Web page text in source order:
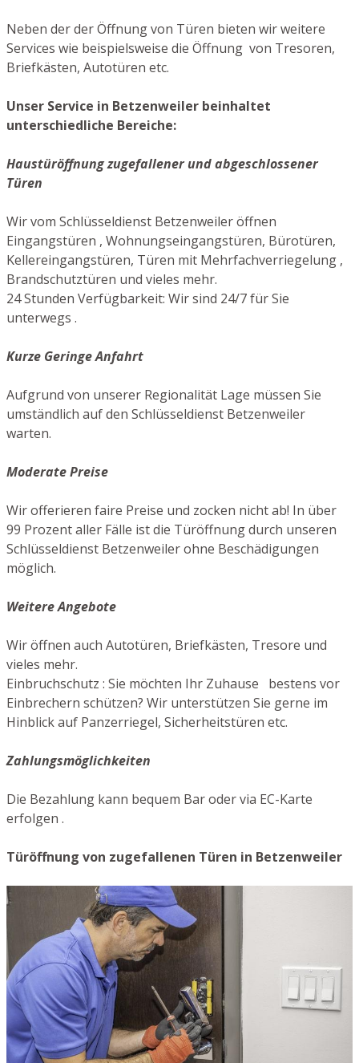
Neben der der Öffnung von Türen bieten wir weitere
Services wie beispielsweise die Öffnung von Tresoren,
Briefkästen, Autotüren etc.
Unser Service in Betzenweiler beinhaltet
unterschiedliche Bereiche:
Haustüröffnung zugefallener und abgeschlossener
Türen
Wir vom Schlüsseldienst Betzenweiler öffnen
Eingangstüren , Wohnungseingangstüren, Bürotüren,
Kellereingangstüren, Türen mit Mehrfachverriegelung ,
Brandschutztüren und vieles mehr.
24 Stunden Verfügbarkeit: Wir sind 24/7 für Sie
unterwegs .
Kurze Geringe Anfahrt
Aufgrund von unserer Regionalität Lage müssen Sie
umständlich auf den Schlüsseldienst Betzenweiler
warten.
Moderate Preise
Wir offerieren faire Preise und zocken nicht ab! In über
99 Prozent aller Fälle ist die Türöffnung durch unseren
Schlüsseldienst Betzenweiler ohne Beschädigungen
möglich.
Weitere Angebote
Wir öffnen auch Autotüren, Briefkästen, Tresore und
vieles mehr.
Einbruchschutz : Sie möchten Ihr Zuhause bestens vor
Einbrechern schützen? Wir unterstützen Sie gerne im
Hinblick auf Panzerriegel, Sicherheitstüren etc.
Zahlungsmöglichkeiten
Die Bezahlung kann bequem Bar oder via EC-Karte
erfolgen .
Türöffnung von zugefallenen Türen in Betzenweiler